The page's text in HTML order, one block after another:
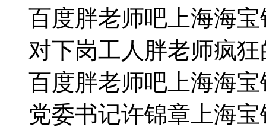
百度胖老师吧上海海
对下岗工人胖老师疯
百度胖老师吧上海海
党委书记许锦章上海